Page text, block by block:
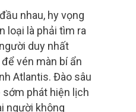
nhau, hy vọng
loại là phải tìm ra
duy nhất
vén màn bí ẩn
Atlantis. Đào sâu
sớm phát hiện lịch
người không